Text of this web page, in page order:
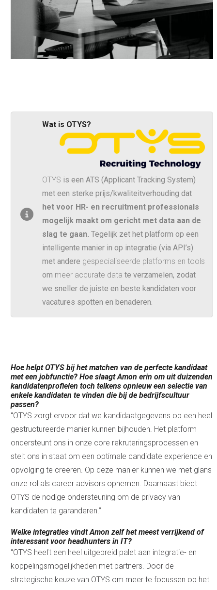
Wat is OTYS?
OTYS is een ATS (Applicant Tracking System)
met een sterke prijs/kwaliteitverhouding dat
het voor HR- en recruitment professionals
mogelijk maakt om gericht met data aan de
slag te gaan. Tegelijk zet het platform op een
intelligente manier in op integratie (via API’s)
met andere gespecialiseerde platforms en tools
om meer accurate data te verzamelen, zodat
we sneller de juiste en beste kandidaten voor
vacatures spotten en benaderen.
Hoe helpt OTYS bij het matchen van de perfecte kandidaat
met een jobfunctie? Hoe slaagt Amon erin om uit duizenden
kandidatenprofielen toch telkens opnieuw een selectie van
enkele kandidaten te vinden die bij de bedrijfscultuur
passen?
“OTYS zorgt ervoor dat we kandidaatgegevens op een heel
gestructureerde manier kunnen bijhouden. Het platform
ondersteunt ons in onze core rekruteringsprocessen en
stelt ons in staat om een optimale candidate experience en
opvolging te creëren. Op deze manier kunnen we met glans
onze rol als career advisors opnemen. Daarnaast biedt
OTYS de nodige ondersteuning om de privacy van
kandidaten te garanderen.”
Welke integraties vindt Amon zelf het meest verrijkend of
interessant voor headhunters in IT?
“OTYS heeft een heel uitgebreid palet aan integratie- en
koppelingsmogelijkheden met partners. Door de
strategische keuze van OTYS om meer te focussen op het